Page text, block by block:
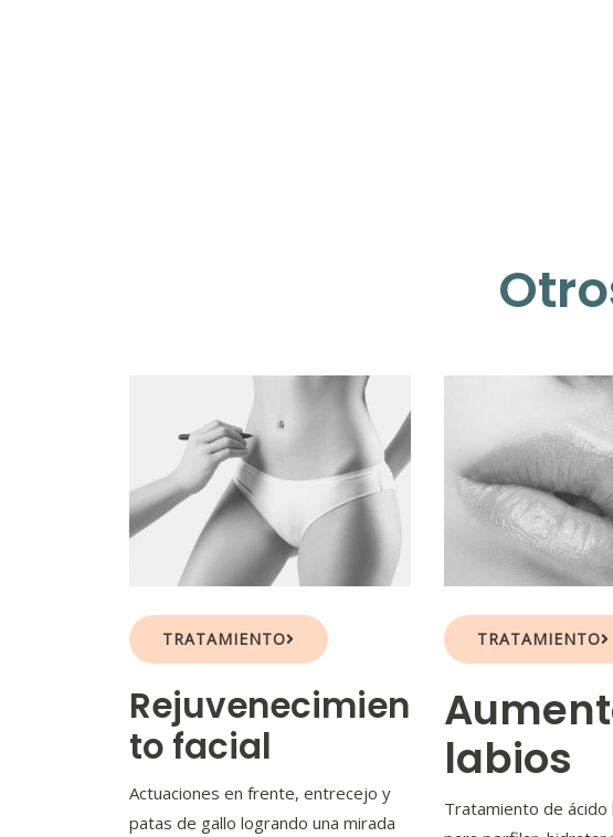
TRATAMIENTO
Rejuvenecimien
to facial
Actuaciones en frente, entrecejo y
patas de gallo logrando una mirada
TRATAMIENTO
labios
Tratamiento de ácido